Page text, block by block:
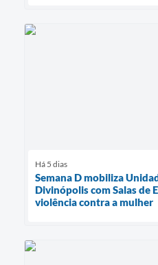
Há 5 dias
Semana D mobiliza
Divinópolis com Salas de
violência contra a mulher